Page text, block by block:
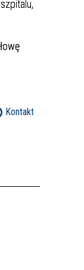
Kontakt